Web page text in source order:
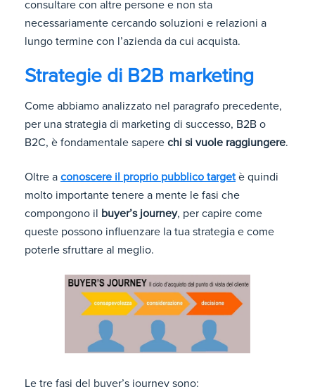
consultare con altre persone e non sta
necessariamente cercando soluzioni e relazioni a
lungo termine con l’azienda da cui acquista.
Strategie di B2B marketing
Come abbiamo analizzato nel paragrafo precedente,
per una strategia di marketing di successo, B2B o
B2C, è fondamentale sapere chi si vuole raggiungere.
Oltre a conoscere il proprio pubblico targetè quindi
molto importante tenere a mente le fasi che
compongono il buyer’s journey, per capire come
queste possono influenzare la tua strategia e come
poterle sfruttare al meglio.
Le tre fasi del buyer’s journey sono: